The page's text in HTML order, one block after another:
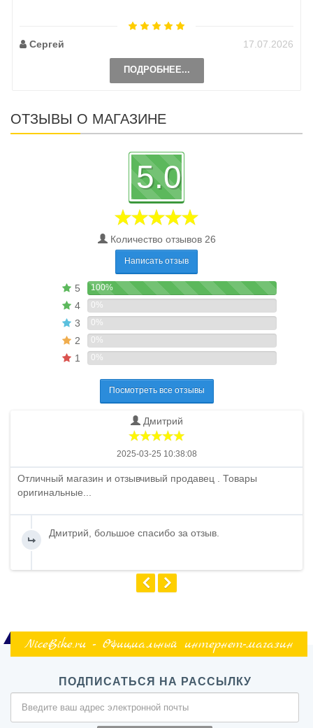
Сергей 17.07.2026
ПОДРОБНЕЕ...
ОТЗЫВЫ О МАГАЗИНЕ
5.0
Количество отзывов 26
Написать отзыв
5 100%
4 0%
3 0%
2 0%
1 0%
Посмотреть все отзывы
Дмитрий
2025-03-25 10:38:08
Отличный магазин и отзывчивый продавец . Товары
оригинальные...
Дмитрий, большое спасибо за отзыв.
NiceBike.ru - Официальный интернет-магазин
ПОДПИСАТЬСЯ НА РАССЫЛКУ